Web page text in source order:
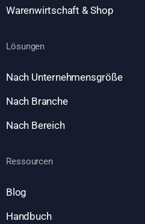
Warenwirtschaft & Shop
Lösungen
Nach Unternehmensgröße
Nach Branche
Nach Bereich
Ressourcen
Blog
Handbuch